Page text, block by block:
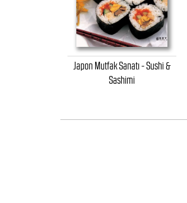
Japon Mutfak Sanatı - Sushi &
Sashimi